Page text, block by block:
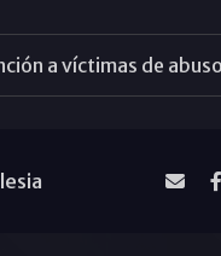
a víctimas de